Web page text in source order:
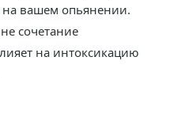
на вашем опьянении.
сочетание
на интоксикацию